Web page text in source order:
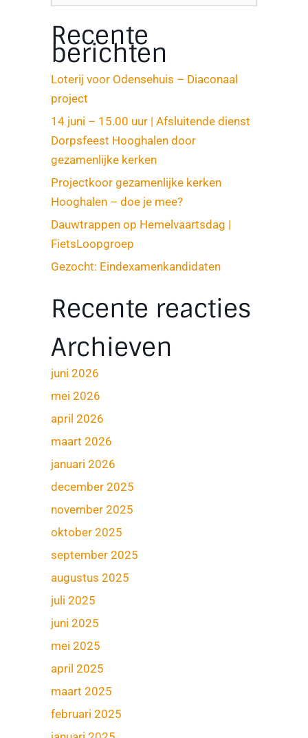
Recente
berichten
Loterij voor Odensehuis – Diaconaal
project
14 juni – 15.00 uur | Afsluitende dienst
Dorpsfeest Hooghalen door
gezamenlijke kerken
Projectkoor gezamenlijke kerken
Hooghalen – doe je mee?
Dauwtrappen op Hemelvaartsdag |
FietsLoopgroep
Gezocht: Eindexamenkandidaten
Recente reacties
Archieven
juni 2026
mei 2026
april 2026
maart 2026
januari 2026
december 2025
november 2025
oktober 2025
september 2025
augustus 2025
juli 2025
juni 2025
mei 2025
april 2025
maart 2025
februari 2025